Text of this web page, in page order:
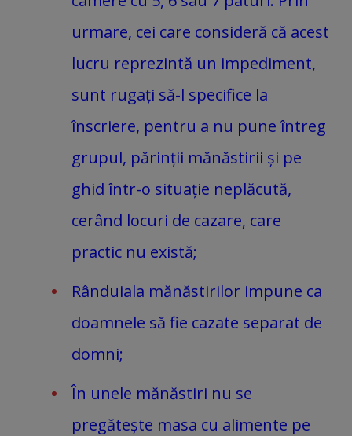
urmare, cei care consideră că acest
lucru reprezintă un impediment,
sunt rugați să-l specifice la
înscriere, pentru a nu pune întreg
grupul, părinții mănăstirii și pe
ghid într-o situație neplăcută,
cerând locuri de cazare, care
practic nu există;
Rânduiala mănăstirilor impune ca
doamnele să fie cazate separat de
domni;
În unele mănăstiri nu se
pregătește masa cu alimente pe